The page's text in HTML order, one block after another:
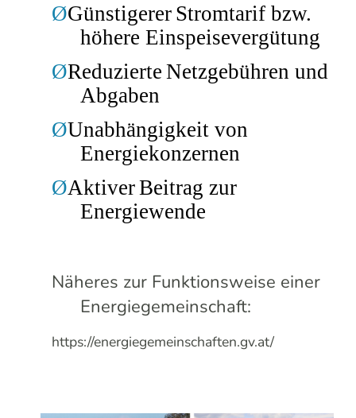
ØGünstigerer Stromtarif bzw.
höhere Einspeisevergütung
ØReduzierte Netzgebühren und
Abgaben
ØUnabhängigkeitvon
Energiekonzernen
ØAktiverBeitrag zur
Energiewende
Näheres zur Funktionsweise einer
Energiegemeinschaft:
https://energiegemeinschaften.gv.at/